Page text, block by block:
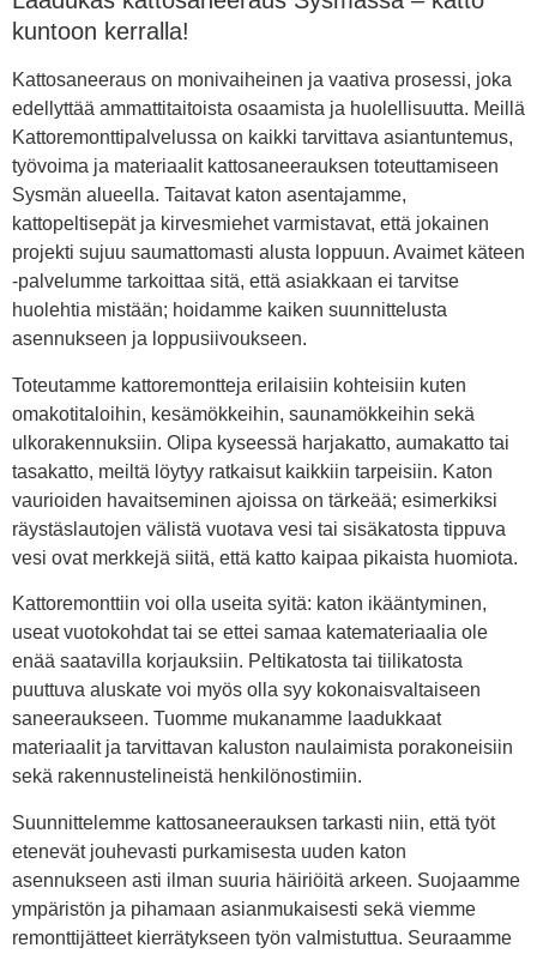
kuntoon kerralla!
Kattosaneeraus on monivaiheinen ja vaativa prosessi, joka
edellyttää ammattitaitoista osaamista ja huolellisuutta. Meillä
Kattoremonttipalvelussa on kaikki tarvittava asiantuntemus,
työvoima ja materiaalit kattosaneerauksen toteuttamiseen
Sysmän alueella. Taitavat katon asentajamme,
kattopeltisepät ja kirvesmiehet varmistavat, että jokainen
projekti sujuu saumattomasti alusta loppuun. Avaimet käteen
-palvelumme tarkoittaa sitä, että asiakkaan ei tarvitse
huolehtia mistään; hoidamme kaiken suunnittelusta
asennukseen ja loppusiivoukseen.
Toteutamme kattoremontteja erilaisiin kohteisiin kuten
omakotitaloihin, kesämökkeihin, saunamökkeihin sekä
ulkorakennuksiin. Olipa kyseessä harjakatto, aumakatto tai
tasakatto, meiltä löytyy ratkaisut kaikkiin tarpeisiin. Katon
vaurioiden havaitseminen ajoissa on tärkeää; esimerkiksi
räystäslautojen välistä vuotava vesi tai sisäkatosta tippuva
vesi ovat merkkejä siitä, että katto kaipaa pikaista huomiota.
Kattoremonttiin voi olla useita syitä: katon ikääntyminen,
useat vuotokohdat tai se ettei samaa katemateriaalia ole
enää saatavilla korjauksiin. Peltikatosta tai tiilikatosta
puuttuva aluskate voi myös olla syy kokonaisvaltaiseen
saneeraukseen. Tuomme mukanamme laadukkaat
materiaalit ja tarvittavan kaluston naulaimista porakoneisiin
sekä rakennustelineistä henkilönostimiin.
Suunnittelemme kattosaneerauksen tarkasti niin, että työt
etenevät jouhevasti purkamisesta uuden katon
asennukseen asti ilman suuria häiriöitä arkeen. Suojaamme
ympäristön ja pihamaan asianmukaisesti sekä viemme
remonttijätteet kierrätykseen työn valmistuttua. Seuraamme